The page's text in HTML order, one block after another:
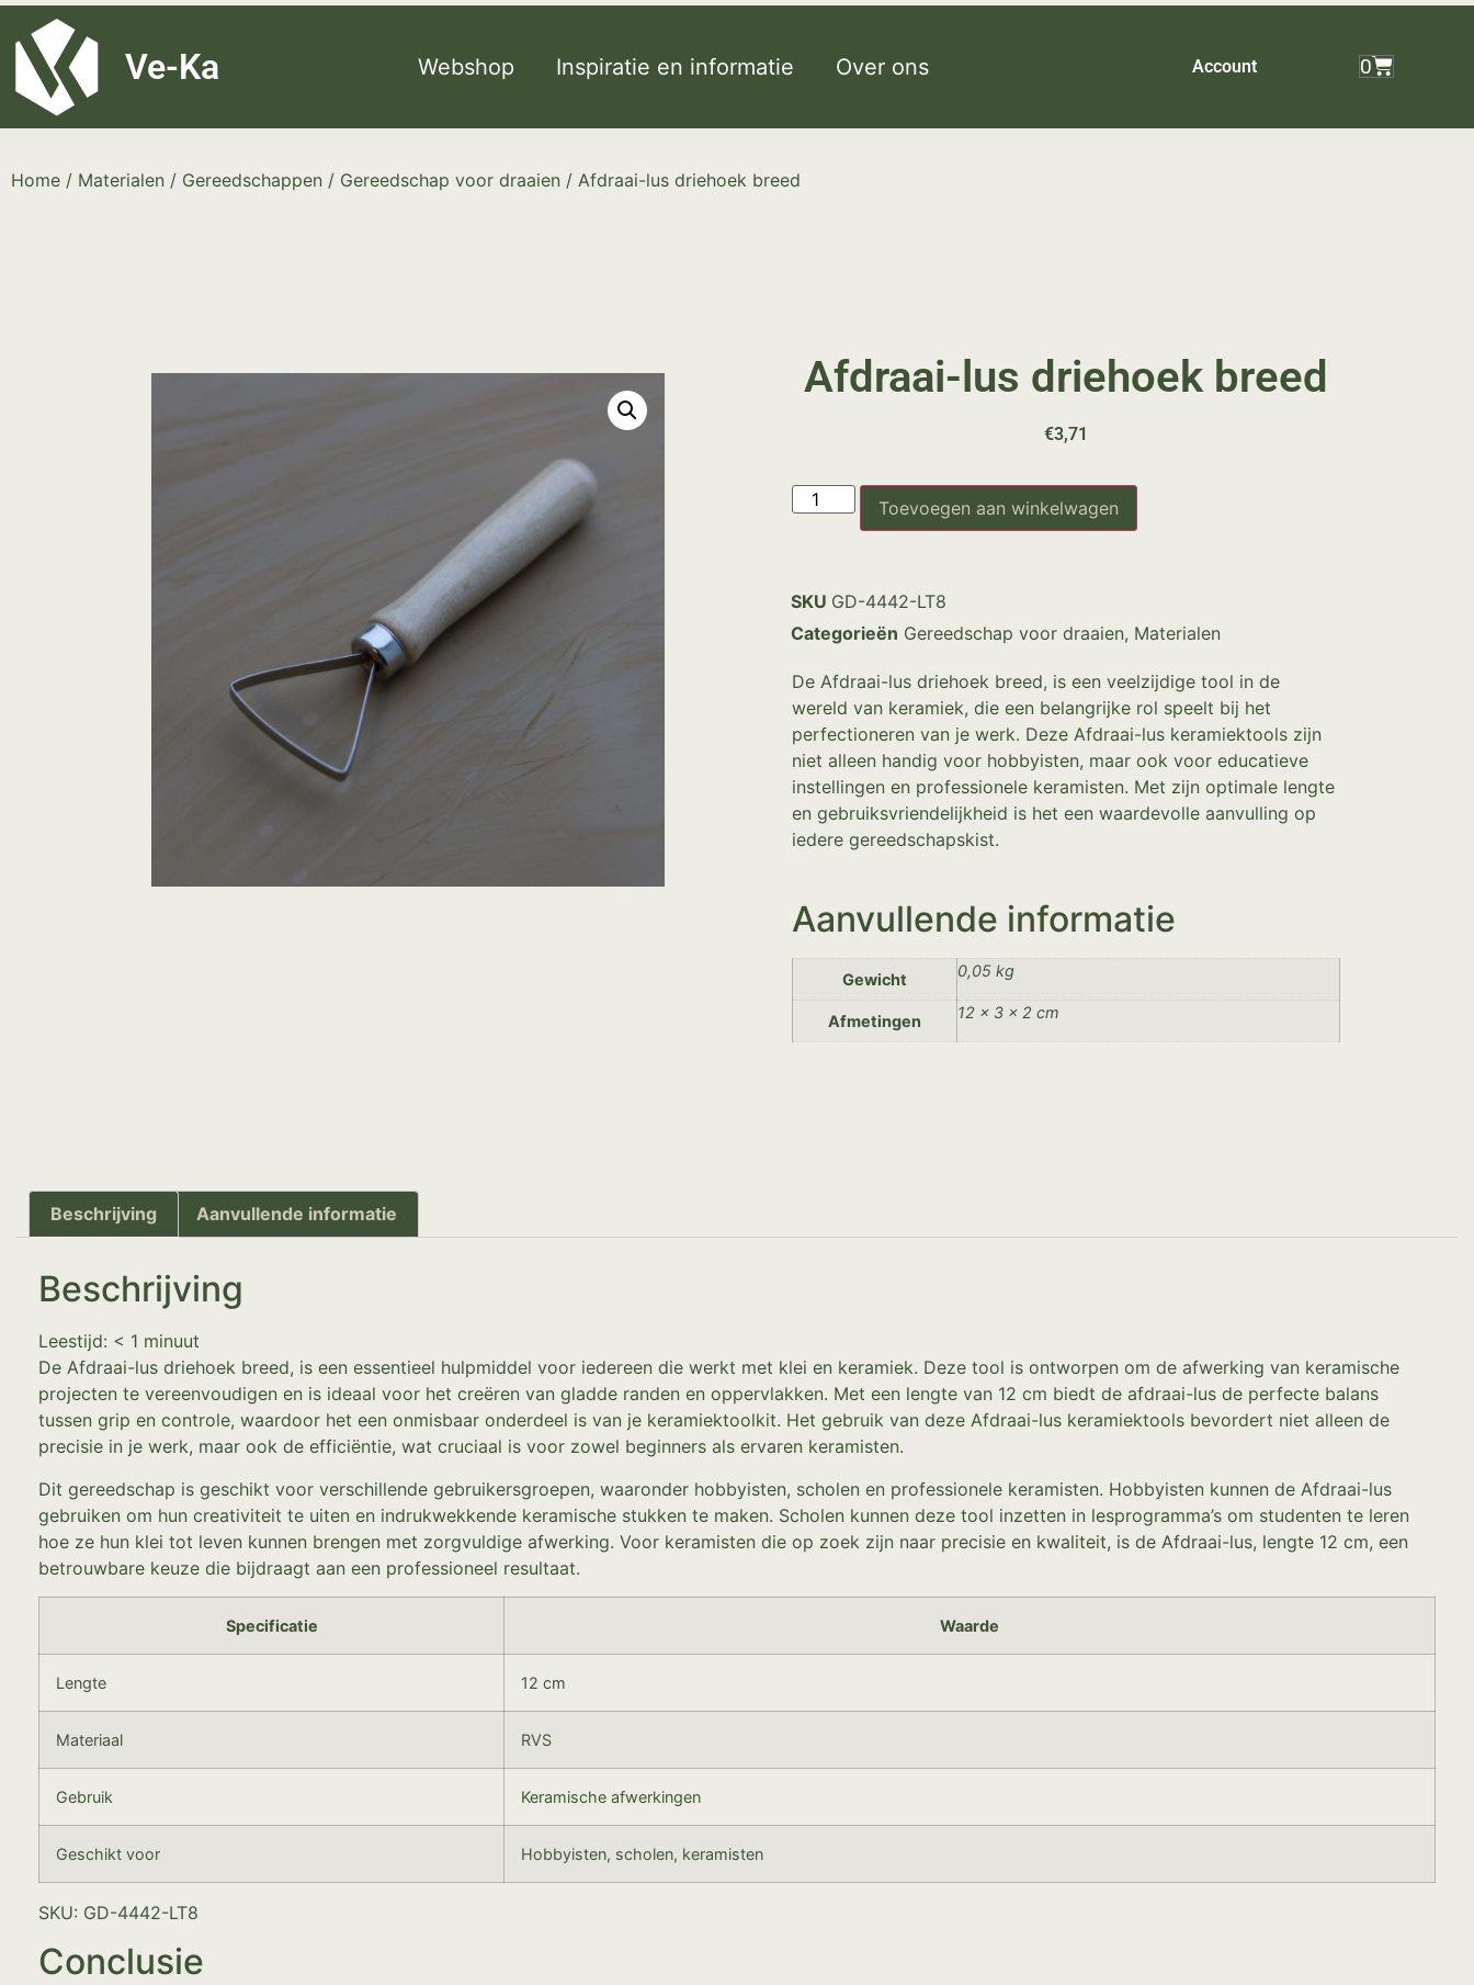
G-8P7N3X5BJ9
Ve-Ka Webshop Inspiratie en informatie Over ons Account 0
Home / Materialen / Gereedschappen / Gereedschap voor draaien / Afdraai-lus driehoek breed
Afdraai-lus driehoek breed
€3,71
Toevoegen aan winkelwagen
SKU GD-4442-LT8
Categorieën Gereedschap voor draaien, Materialen
De Afdraai-lus driehoek breed, is een veelzijdige tool in de
wereld van keramiek, die een belangrijke rol speelt bij het
perfectioneren van je werk. Deze Afdraai-lus keramiektools zijn
niet alleen handig voor hobbyisten, maar ook voor educatieve
instellingen en professionele keramisten. Met zijn optimale lengte
en gebruiksvriendelijkheid is het een waardevolle aanvulling op
iedere gereedschapskist.
Aanvullende informatie
Gewicht 0,05 kg
Afmetingen 12 × 3 × 2 cm
Beschrijving Aanvullende informatie
Beschrijving
Leestijd: < 1 minuut
De Afdraai-lus driehoek breed, is een essentieel hulpmiddel voor iedereen die werkt met klei en keramiek. Deze tool is ontworpen om de afwerking van keramische
projecten te vereenvoudigen en is ideaal voor het creëren van gladde randen en oppervlakken. Met een lengte van 12 cm biedt de afdraai-lus de perfecte balans
tussen grip en controle, waardoor het een onmisbaar onderdeel is van je keramiektoolkit. Het gebruik van deze Afdraai-lus keramiektools bevordert niet alleen de
precisie in je werk, maar ook de efficiëntie, wat cruciaal is voor zowel beginners als ervaren keramisten.
Dit gereedschap is geschikt voor verschillende gebruikersgroepen, waaronder hobbyisten, scholen en professionele keramisten. Hobbyisten kunnen de Afdraai-lus
gebruiken om hun creativiteit te uiten en indrukwekkende keramische stukken te maken. Scholen kunnen deze tool inzetten in lesprogramma’s om studenten te leren
hoe ze hun klei tot leven kunnen brengen met zorgvuldige afwerking. Voor keramisten die op zoek zijn naar precisie en kwaliteit, is de Afdraai-lus, lengte 12 cm, een
betrouwbare keuze die bijdraagt aan een professioneel resultaat.
Specificatie Waarde
Lengte 12 cm
Materiaal RVS
Gebruik Keramische afwerkingen
Geschikt voor Hobbyisten, scholen, keramisten
SKU: GD-4442-LT8
Conclusie